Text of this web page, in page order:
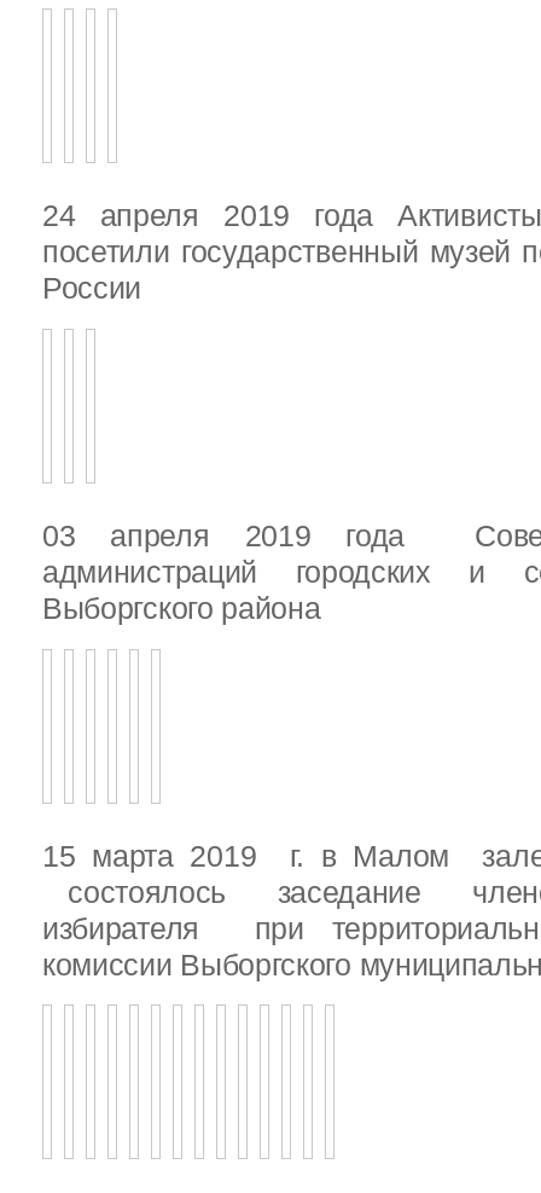
24 апреля 2019 года
посетили государственный музей
России
03 апреля 2019 года
администраций городских и
Выборгского района
15 марта 2019 г. в Малом
состоялось заседание
избирателя при
комиссии Выборгского